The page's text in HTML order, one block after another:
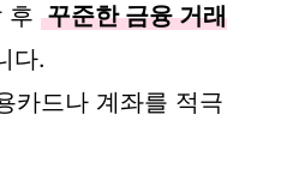
후 꾸준한 금융 거래
다.
카드나 계좌를 적극